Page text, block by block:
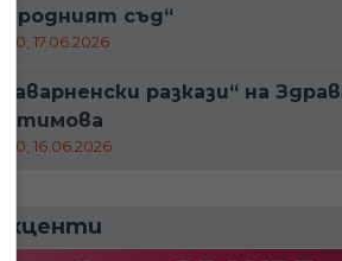
Народният съд“
11:00, 17.06.2026
„Каварненски разкази“ на
Евтимова
11:00, 16.06.2026
Акценти